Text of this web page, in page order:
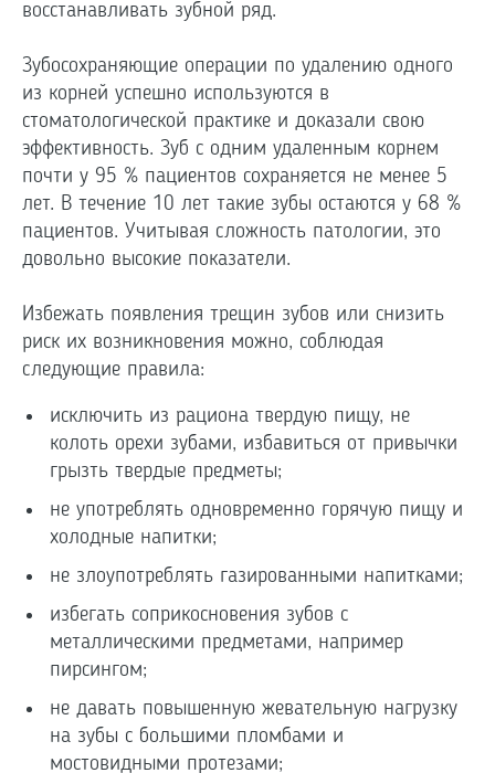
восстанавливать зубной ряд.
Зубосохраняющие операции по удалению одного
из корней успешно используются в
стоматологической практике и доказали свою
эффективность. Зуб с одним удаленным корнем
почти у 95 % пациентов сохраняется не менее 5
лет. В течение 10 лет такие зубы остаются у 68 %
пациентов. Учитывая сложность патологии, это
довольно высокие показатели.
Избежать появления трещин зубов или снизить
риск их возникновения можно, соблюдая
следующие правила:
исключить из рациона твердую пищу, не
колоть орехи зубами, избавиться от привычки
грызть твердые предметы;
не употреблять одновременно горячую пищу и
холодные напитки;
не злоупотреблять газированными напитками;
избегать соприкосновения зубов с
металлическими предметами, например
пирсингом;
не давать повышенную жевательную нагрузку
на зубы с большими пломбами и
мостовидными протезами;